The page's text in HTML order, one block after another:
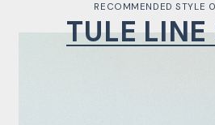
RECOMMENDED STYLE
TULE